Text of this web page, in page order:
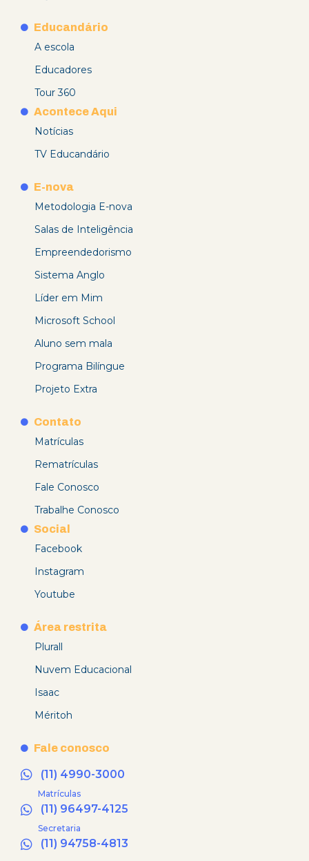
Educandário
A escola
Educadores
Tour 360
Acontece Aqui
Notícias
TV Educandário
E-nova
Metodologia E-nova
Salas de Inteligência
Empreendedorismo
Sistema Anglo
Líder em Mim
Microsoft School
Aluno sem mala
Programa Bilíngue
Projeto Extra
Contato
Matrículas
Rematrículas
Fale Conosco
Trabalhe Conosco
Social
Facebook
Instagram
Youtube
Área restrita
Plurall
Nuvem Educacional
Isaac
Méritoh
Fale conosco
(11) 4990-3000
Matrículas
(11) 96497-4125
Secretaria
(11) 94758-4813